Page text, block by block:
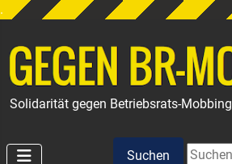
.
Solidarität gegen Betriebsrats-Mobbing
Suchen
Suchen